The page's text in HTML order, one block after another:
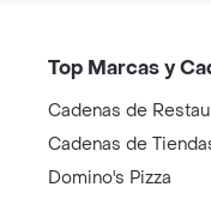
Top Marcas y
Cadenas de
Cadenas de
Domino's Pizza